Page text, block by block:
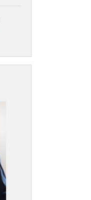
0:14:43
0:09:33
0:00:10
0:09:40